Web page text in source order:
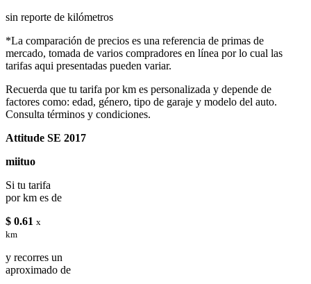
sin reporte de kilómetros
*La comparación de precios es una referencia de primas de
mercado, tomada de varios compradores en línea por lo cual las
tarifas aqui presentadas pueden variar.
Recuerda que tu tarifa por km es personalizada y depende de
factores como: edad, género, tipo de garaje y modelo del auto.
Consulta términos y condiciones.
Attitude SE 2017
miituo
Si tu tarifa
por km es de
$ 0.61 x
km
y recorres un
aproximado de